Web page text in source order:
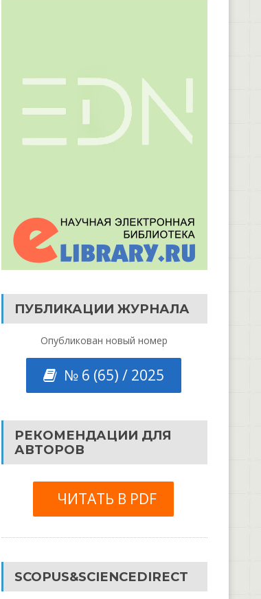
ПУБЛИКАЦИИ ЖУРНАЛА
Опубликован новый номер
№ 6 (65) / 2025
РЕКОМЕНДАЦИИ ДЛЯ
АВТОРОВ
ЧИТАТЬ В PDF
SCOPUS&SCIENCEDIRECT